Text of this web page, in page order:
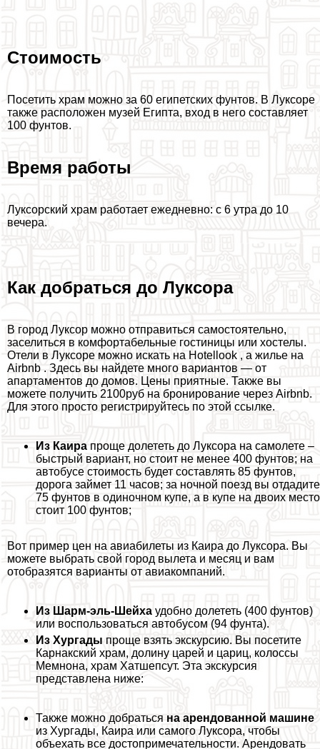
Стоимость
Посетить храм можно за 60 египетских фунтов. В Луксоре
также расположен музей Египта, вход в него составляет
100 фунтов.
Время работы
Луксорский храм работает ежедневно: с 6 утра до 10
вечера.
Как добраться до Луксора
В город Луксор можно отправиться самостоятельно,
заселиться в комфортабельные гостиницы или хостелы.
Отели в Луксоре можно искать на Hotellook , а жилье на
Airbnb . Здесь вы найдете много вариантов — от
апартаментов до домов. Цены приятные. Также вы
можете получить 2100руб на бронирование через Airbnb.
Для этого просто регистрируйтесь по этой ссылке.
Из Каира проще долететь до Луксора на самолете –
быстрый вариант, но стоит не менее 400 фунтов; на
автобусе стоимость будет составлять 85 фунтов,
дорога займет 11 часов; за ночной поезд вы отдадите
75 фунтов в одиночном купе, а в купе на двоих место
стоит 100 фунтов;
Вот пример цен на авиабилеты из Каира до Луксора. Вы
можете выбрать свой город вылета и месяц и вам
отобразятся варианты от авиакомпаний.
Из Шарм-эль-Шейха удобно долететь (400 фунтов)
или воспользоваться автобусом (94 фунта).
Из Хургады проще взять экскурсию. Вы посетите
Карнакский храм, долину царей и цариц, колоссы
Мемнона, храм Хатшепсут. Эта экскурсия
представлена ниже:
Также можно добраться на арендованной машине
из Хургады, Каира или самого Луксора, чтобы
объехать все достопримечательности. Арендовать